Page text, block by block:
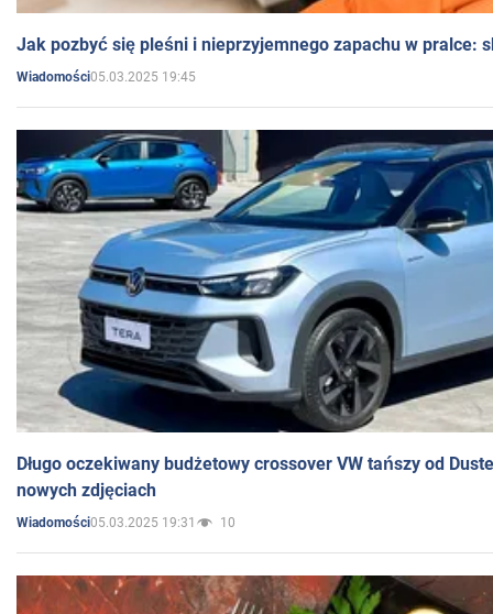
Jak pozbyć się pleśni i nieprzyjemnego zapachu w pralce:
Wiadomości05.03.2025 19:45
Długo oczekiwany budżetowy crossover VW tańszy od
nowych zdjęciach
Wiadomości05.03.2025 19:31 10